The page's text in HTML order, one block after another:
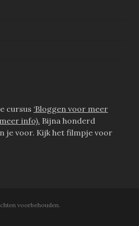
cursus ‘Bloggen voor meer
info). Bijna honderd
je voor. Kijk het filmpje voor
voorbehouden.